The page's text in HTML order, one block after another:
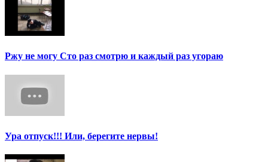
Ржу не могу Сто раз смотрю и каждый раз угораю
Ура отпуск!!! Или, берегите нервы!